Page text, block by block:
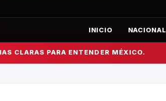
INICIO NACIONAL
CLARAS PARA ENTENDER MÉXICO.